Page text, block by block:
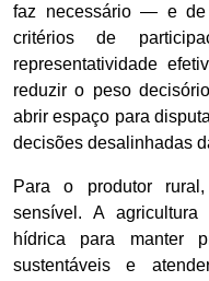
faz necessário — e
critérios de
representatividade
reduzir o peso
abrir espaço para
decisões desalinhadas
Para o produtor
sensível. A
hídrica para manter
sustentáveis e